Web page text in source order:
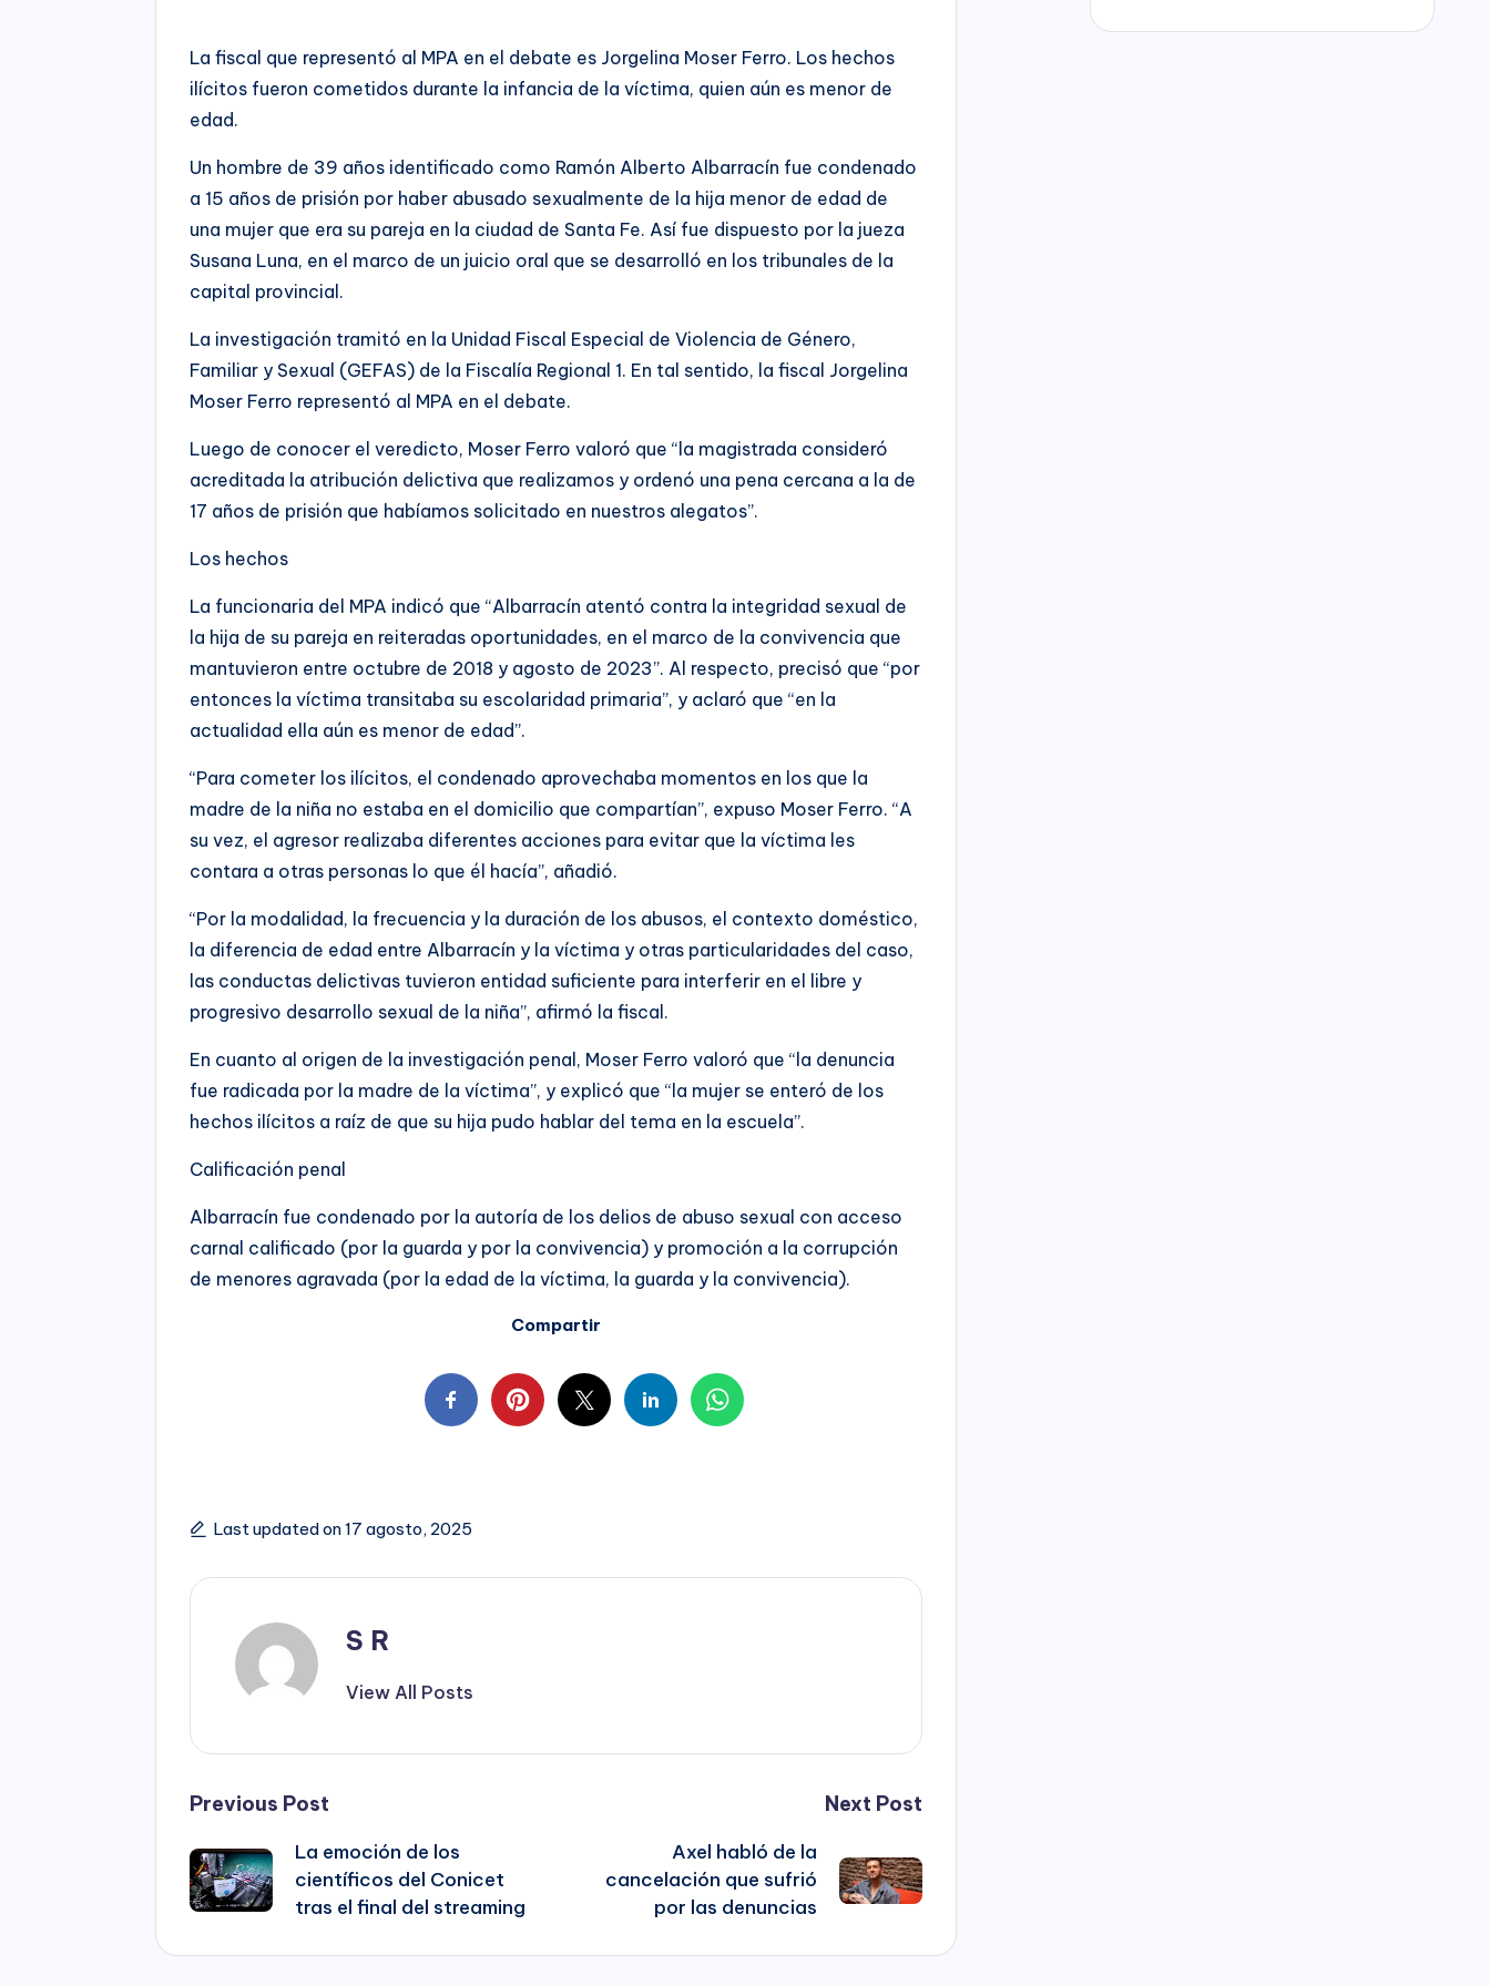
by
La fiscal que representó al MPA en el debate es Jorgelina Moser Ferro. Los hechos
ilícitos fueron cometidos durante la infancia de la víctima, quien aún es menor de
edad.
Un hombre de 39 años identificado como Ramón Alberto Albarracín fue condenado
a 15 años de prisión por haber abusado sexualmente de la hija menor de edad de
una mujer que era su pareja en la ciudad de Santa Fe. Así fue dispuesto por la jueza
Susana Luna, en el marco de un juicio oral que se desarrolló en los tribunales de la
capital provincial.
La investigación tramitó en la Unidad Fiscal Especial de Violencia de Género,
Familiar y Sexual (GEFAS) de la Fiscalía Regional 1. En tal sentido, la fiscal Jorgelina
Moser Ferro representó al MPA en el debate.
Luego de conocer el veredicto, Moser Ferro valoró que “la magistrada consideró
acreditada la atribución delictiva que realizamos y ordenó una pena cercana a la de
17 años de prisión que habíamos solicitado en nuestros alegatos”.
Los hechos
La funcionaria del MPA indicó que “Albarracín atentó contra la integridad sexual de
la hija de su pareja en reiteradas oportunidades, en el marco de la convivencia que
mantuvieron entre octubre de 2018 y agosto de 2023”. Al respecto, precisó que “por
entonces la víctima transitaba su escolaridad primaria”, y aclaró que “en la
actualidad ella aún es menor de edad”.
“Para cometer los ilícitos, el condenado aprovechaba momentos en los que la
madre de la niña no estaba en el domicilio que compartían”, expuso Moser Ferro. “A
su vez, el agresor realizaba diferentes acciones para evitar que la víctima les
contara a otras personas lo que él hacía”, añadió.
“Por la modalidad, la frecuencia y la duración de los abusos, el contexto doméstico,
la diferencia de edad entre Albarracín y la víctima y otras particularidades del caso,
las conductas delictivas tuvieron entidad suficiente para interferir en el libre y
progresivo desarrollo sexual de la niña”, afirmó la fiscal.
En cuanto al origen de la investigación penal, Moser Ferro valoró que “la denuncia
fue radicada por la madre de la víctima”, y explicó que “la mujer se enteró de los
hechos ilícitos a raíz de que su hija pudo hablar del tema en la escuela”.
Calificación penal
Albarracín fue condenado por la autoría de los delios de abuso sexual con acceso
carnal calificado (por la guarda y por la convivencia) y promoción a la corrupción
de menores agravada (por la edad de la víctima, la guarda y la convivencia).
Compartir
Last updated on 17 agosto, 2025
S R
View All Posts
Post
navigation
Previous Post
La emoción de los
científicos del Conicet
tras el final del streaming
Next Post
Axel habló de la
cancelación que sufrió
por las denuncias